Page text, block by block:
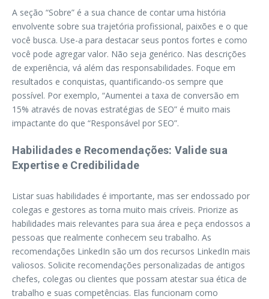
A seção “Sobre” é a sua chance de contar uma história
envolvente sobre sua trajetória profissional, paixões e o que
você busca. Use-a para destacar seus pontos fortes e como
você pode agregar valor. Não seja genérico. Nas descrições
de experiência, vá além das responsabilidades. Foque em
resultados e conquistas, quantificando-os sempre que
possível. Por exemplo, “Aumentei a taxa de conversão em
15% através de novas estratégias de SEO” é muito mais
impactante do que “Responsável por SEO”.
Habilidades e Recomendações: Valide sua
Expertise e Credibilidade
Listar suas habilidades é importante, mas ser endossado por
colegas e gestores as torna muito mais críveis. Priorize as
habilidades mais relevantes para sua área e peça endossos a
pessoas que realmente conhecem seu trabalho. As
recomendações LinkedIn são um dos recursos LinkedIn mais
valiosos. Solicite recomendações personalizadas de antigos
chefes, colegas ou clientes que possam atestar sua ética de
trabalho e suas competências. Elas funcionam como